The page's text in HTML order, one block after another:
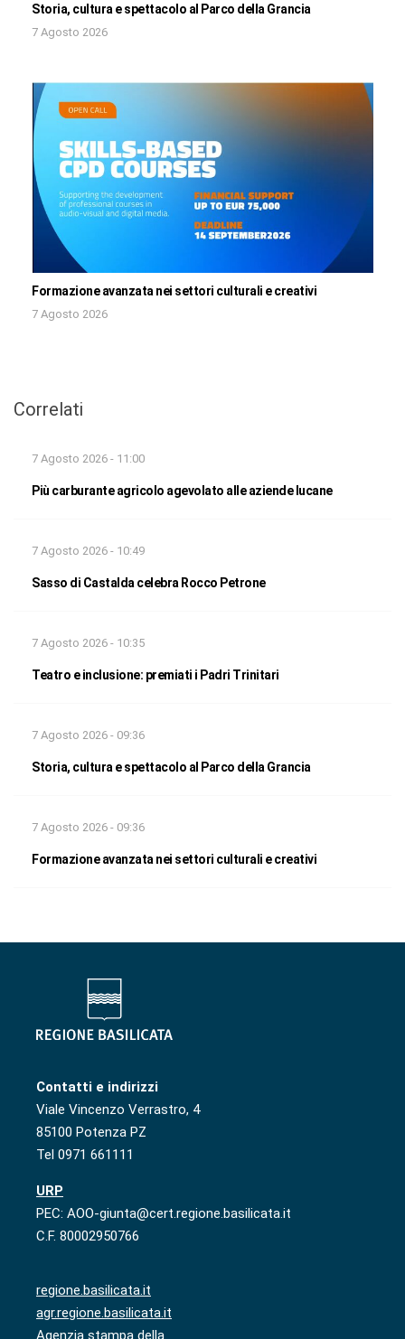
Storia, cultura e spettacolo al Parco della Grancia
7 Agosto 2026
Formazione avanzata nei settori culturali e creativi
7 Agosto 2026
Correlati
7 Agosto 2026 - 11:00
Più carburante agricolo agevolato alle aziende lucane
7 Agosto 2026 - 10:49
Sasso di Castalda celebra Rocco Petrone
7 Agosto 2026 - 10:35
Teatro e inclusione: premiati i Padri Trinitari
7 Agosto 2026 - 09:36
Storia, cultura e spettacolo al Parco della Grancia
7 Agosto 2026 - 09:36
Formazione avanzata nei settori culturali e creativi
Contatti e indirizzi
Viale Vincenzo Verrastro, 4
85100 Potenza PZ
Tel 0971 661111
URP
PEC: AOO-giunta@cert.regione.basilicata.it
C.F. 80002950766
regione.basilicata.it
agr.regione.basilicata.it
Agenzia stampa della